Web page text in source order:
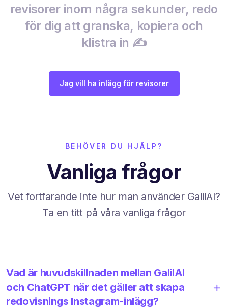
revisorer inom några sekunder, redo
för dig att granska, kopiera och
klistra in ✍️
Jag vill ha inlägg för revisorer
BEHÖVER DU HJÄLP?
Vanliga frågor
Vet fortfarande inte hur man använder GalilAI?
Ta en titt på våra vanliga frågor
Vad är huvudskillnaden mellan GalilAI
och ChatGPT när det gäller att skapa
redovisnings Instagram-inlägg?